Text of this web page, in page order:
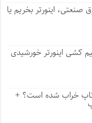
اینورتر بخریم یا
کشی اینورتر خورشیدی
خراب شده است؟ +